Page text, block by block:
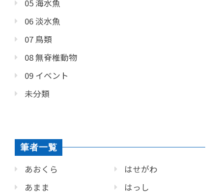
05 海水魚
06 淡水魚
07 鳥類
08 無脊椎動物
09 イベント
未分類
筆者一覧
あおくら
あまま
はせがわ
はっし